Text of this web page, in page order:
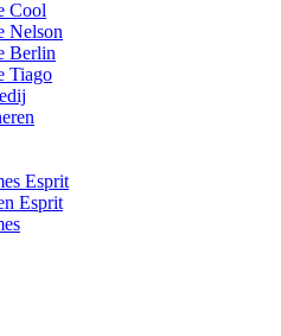
Cool
Nelson
Berlin
Tiago
Esprit
Esprit